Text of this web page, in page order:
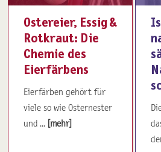
Ostereier, Essig &
Rotkraut: Die
Chemie des
Eierfärbens
Eierfärben gehört für
viele so wie Osternester
und ... [mehr]